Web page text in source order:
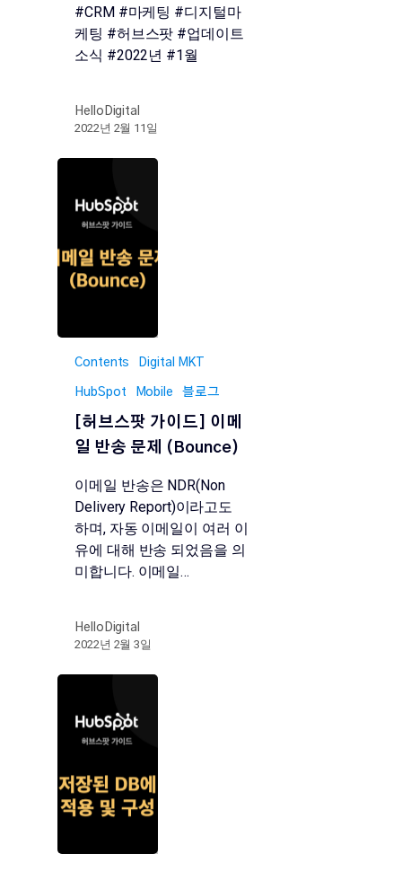
#CRM #마케팅 #디지털마
케팅 #허브스팟 #업데이트
소식 #2022년 #1월
HelloDigital
2022년 2월 11일
Contents Digital MKT
HubSpot Mobile 블로그
[허브스팟 가이드] 이메
일 반송 문제 (Bounce)
이메일 반송은 NDR(Non
Delivery Report)이라고도
하며, 자동 이메일이 여러 이
유에 대해 반송 되었음을 의
미합니다. 이메일…
HelloDigital
2022년 2월 3일